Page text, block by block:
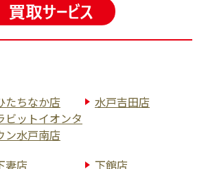
たちなか店
水戸吉田店
ビットイオンタ
ン水戸南店
妻店 下館店